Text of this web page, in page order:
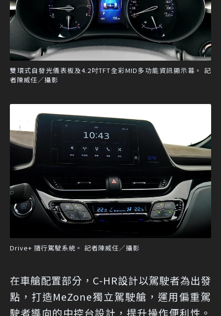
雙環式自發光儀表板及4.2吋TFT全彩MID多功能資訊顯示幕。 記
者陳威任／攝影
Drive+ 隨行駕駛系統。 記者陳威任／攝影
在車艙配置部分，C-HR設計以駕駛者為出發
點，打造MeZone獨立駕駛艙，運用偏重駕
駛者導向的中控台設計，提升操作便利性。